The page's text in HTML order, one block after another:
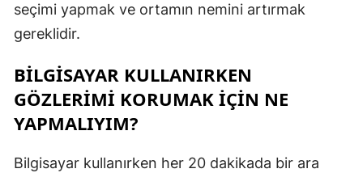
seçimi yapmak ve ortamın nemini artırmak
gereklidir.
BILGISAYAR KULLANIRKEN
GÖZLERIMI KORUMAK IÇIN NE
YAPMALIYIM?
Bilgisayar kullanırken her 20 dakikada bir ara